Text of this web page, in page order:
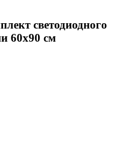
светодиодного
60х90 см